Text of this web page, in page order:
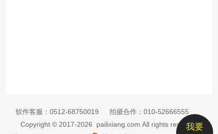
我要
软件客服： 0512-68750019 拍摄合作： 010-52666555
Copyright © 2017-2026 pailixiang.com All rights reserved